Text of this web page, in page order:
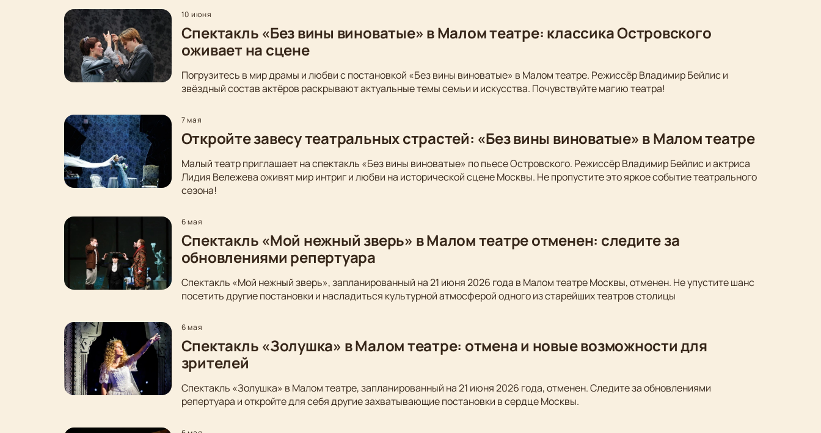
10 июня
Спектакль «Без вины виноватые» в Малом театре: классика Островского
оживает на сцене
Погрузитесь в мир драмы и любви с постановкой «Без вины виноватые» в Малом театре. Режиссёр Владимир Бейлис и
звёздный состав актёров раскрывают актуальные темы семьи и искусства. Почувствуйте магию театра!
7 мая
Откройте завесу театральных страстей: «Без вины виноватые» в Малом театре
Малый театр приглашает на спектакль «Без вины виноватые» по пьесе Островского. Режиссёр Владимир Бейлис и актриса
Лидия Вележева оживят мир интриг и любви на исторической сцене Москвы. Не пропустите это яркое событие театрального
сезона!
6 мая
Спектакль «Мой нежный зверь» в Малом театре отменен: следите за
обновлениями репертуара
Спектакль «Мой нежный зверь», запланированный на 21 июня 2026 года в Малом театре Москвы, отменен. Не упустите шанс
посетить другие постановки и насладиться культурной атмосферой одного из старейших театров столицы
6 мая
Спектакль «Золушка» в Малом театре: отмена и новые возможности для
зрителей
Спектакль «Золушка» в Малом театре, запланированный на 21 июня 2026 года, отменен. Следите за обновлениями
репертуара и откройте для себя другие захватывающие постановки в сердце Москвы.